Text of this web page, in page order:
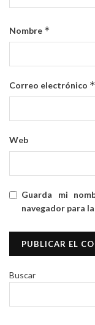
Nombre *
Correo electrónico *
Web
Guarda mi
navegador para
Buscar